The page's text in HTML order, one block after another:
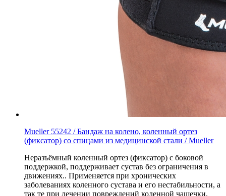
Mueller 55242 / Бандаж на колено, коленный ортез
(фиксатор) со спицами из медицинской стали / Mueller
Неразъёмный коленный ортез (фиксатор) с боковой
поддержкой, поддерживает сустав без ограничения в
движениях.. Применяется при хронических
заболеваниях коленного сустава и его нестабильности, а
так те при лечении повреждений коленной чашечки,